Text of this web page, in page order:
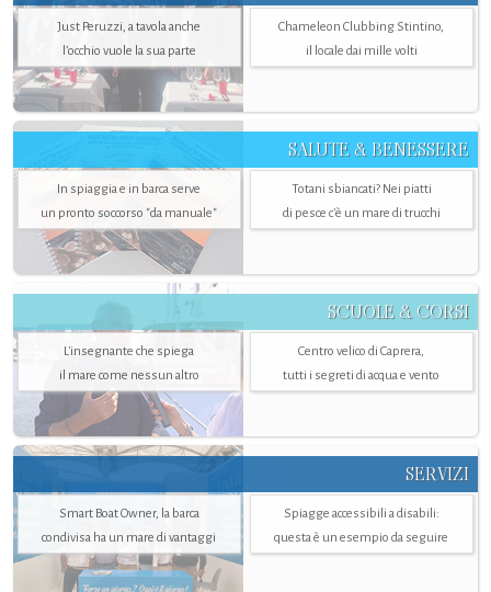
Just Peruzzi, a tavola anche
l’occhio vuole la sua parte
Chameleon Clubbing Stintino,
il locale dai mille volti
SALUTE & BENESSERE
In spiaggia e in barca serve
un pronto soccorso "da manuale"
Totani sbiancati? Nei piatti
di pesce c'è un mare di trucchi
SCUOLE & CORSI
L'insegnante che spiega
il mare come nessun altro
Centro velico di Caprera,
tutti i segreti di acqua e vento
SERVIZI
Smart Boat Owner, la barca
condivisa ha un mare di vantaggi
Spiagge accessibili a disabili:
questa è un esempio da seguire